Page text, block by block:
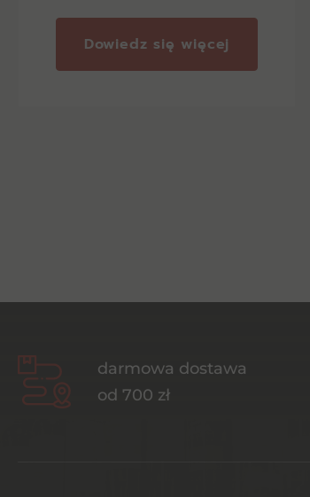
Dowiedz się więcej
darmowa dostawa
od 700 zł